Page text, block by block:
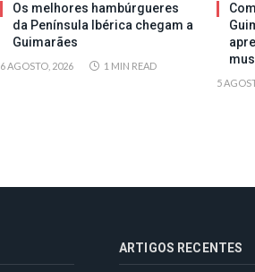
Os melhores hambúrgueres
da Península Ibérica chegam a
Guimarães
6 AGOSTO, 2026 1 MIN READ
5
ARTIGOS RECENTES